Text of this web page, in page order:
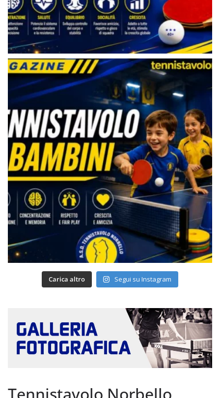
Carica altro Segui su Instagram
Tennistavolo Norbello